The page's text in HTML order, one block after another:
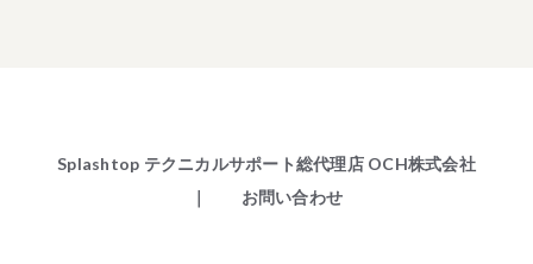
Splashtop テクニカルサポート総代理店 OCH株式会社
｜ お問い合わせ